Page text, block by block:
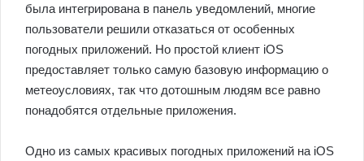
была интегрирована в панель уведомлений, многие
пользователи решили отказаться от особенных
погодных приложений. Но простой клиент iOS
предоставляет только самую базовую информацию о
метеоусловиях, так что дотошным людям все равно
понадобятся отдельные приложения.
Одно из самых красивых погодных приложений на iOS